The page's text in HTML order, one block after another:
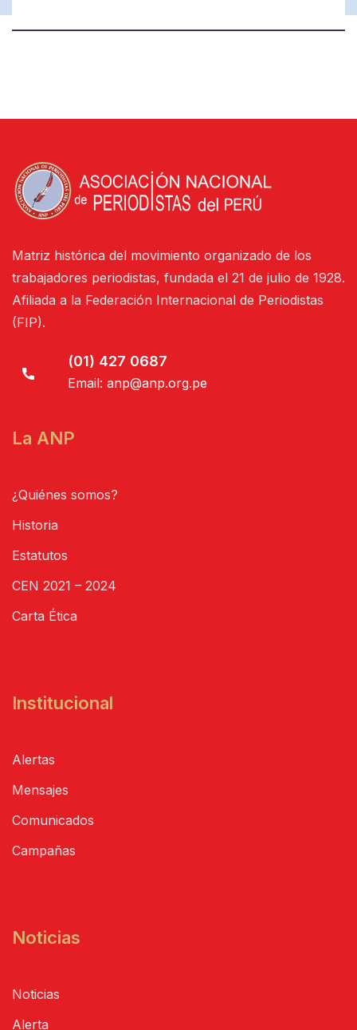
Matriz histórica del movimiento organizado de los
trabajadores periodistas, fundada el 21 de julio de 1928.
Afiliada a la Federación Internacional de Periodistas
(FIP).
(01) 427 0687
Email: anp@anp.org.pe
La ANP
¿Quiénes somos?
Historia
Estatutos
CEN 2021 – 2024
Carta Ética
Institucional
Alertas
Mensajes
Comunicados
Campañas
Noticias
Noticias
Alerta